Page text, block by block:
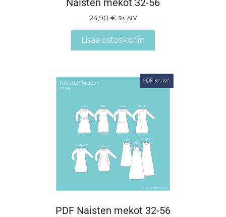
Naisten mekot 32-56
24,90 € Sis. ALV
Lisää ostoskoriin
PDF Naisten mekot 32-56